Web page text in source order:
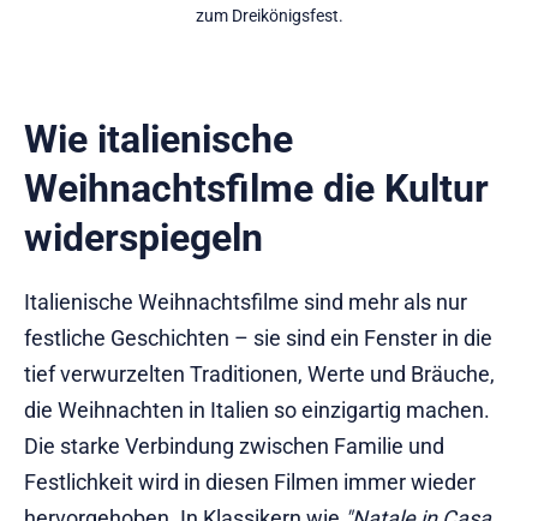
zum Dreikönigsfest.
Wie italienische
Weihnachtsfilme die Kultur
widerspiegeln
Italienische Weihnachtsfilme sind mehr als nur
festliche Geschichten – sie sind ein Fenster in die
tief verwurzelten Traditionen, Werte und Bräuche,
die Weihnachten in Italien so einzigartig machen.
Die starke Verbindung zwischen Familie und
Festlichkeit wird in diesen Filmen immer wieder